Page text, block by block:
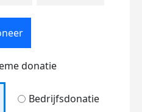
donatie
Bedrijfsdonatie